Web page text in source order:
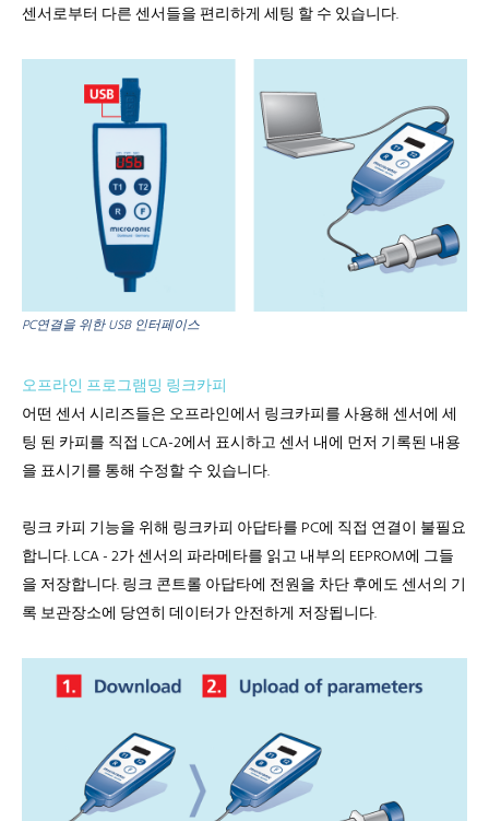
센서로부터 다른 센서들을 편리하게 세팅 할 수 있습니다.
PC연결을 위한 USB 인터페이스
오프라인 프로그램밍 링크카피
어떤 센서 시리즈들은 오프라인에서 링크카피를 사용해 센서에 세
팅 된 카피를 직접 LCA-2에서 표시하고 센서 내에 먼저 기록된 내용
을 표시기를 통해 수정할 수 있습니다.
링크 카피 기능을 위해 링크카피 아답타를 PC에 직접 연결이 불필요
합니다. LCA - 2가 센서의 파라메타를 읽고 내부의 EEPROM에 그들
을 저장합니다. 링크 콘트롤 아답타에 전원을 차단 후에도 센서의 기
록 보관장소에 당연히 데이터가 안전하게 저장됩니다.